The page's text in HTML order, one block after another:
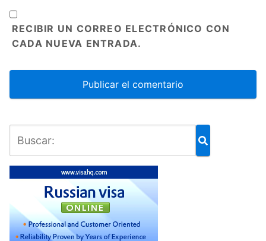
RECIBIR UN CORREO ELECTRÓNICO CON
CADA NUEVA ENTRADA.